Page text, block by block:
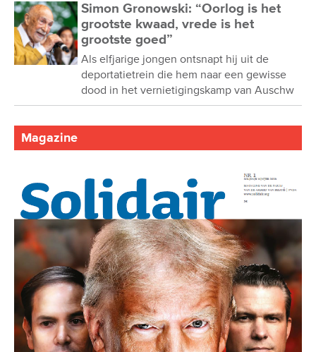
Simon Gronowski: “Oorlog is het
grootste kwaad, vrede is het
grootste goed”
Als elfjarige jongen ontsnapt hij uit de
deportatietrein die hem naar een gewisse
dood in het vernietigingskamp van Auschw
Magazine